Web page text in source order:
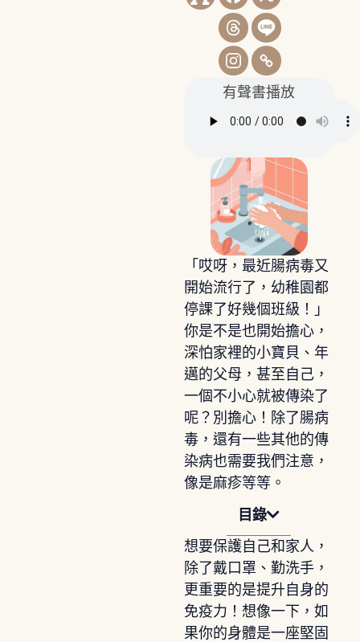
有聲書播放
「哎呀，最近腸病毒又
開始流行了，幼稚園都
停課了好幾個班級！」
你是不是也開始擔心，
深怕家裡的小寶貝、年
邁的父母，甚至自己，
一個不小心就被傳染了
呢？別擔心！除了腸病
毒，還有一些其他的傳
染病也需要我們注意，
像是麻疹等等。
目錄
想要保護自己和家人，
除了戴口罩、勤洗手，
更重要的是提升自身的
免疫力！想像一下，如
果你的身體是一座堅固